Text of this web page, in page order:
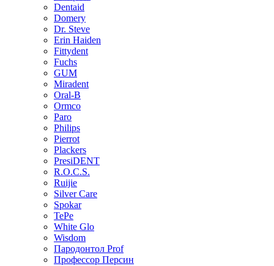
Dentaid
Domery
Dr. Steve
Erin Haiden
Fittydent
Fuchs
GUM
Miradent
Oral-B
Ormco
Paro
Philips
Pierrot
Plackers
PresiDENT
R.O.C.S.
Ruijie
Silver Care
Spokar
TePe
White Glo
Wisdom
Пародонтол Prof
Профессор Персин